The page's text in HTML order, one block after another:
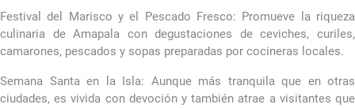
Festival del Marisco y el Pescado Fresco: Promueve la riqueza
culinaria de Amapala con degustaciones de ceviches, curiles,
camarones, pescados y sopas preparadas por cocineras locales.
Semana Santa en la Isla: Aunque más tranquila que en otras
ciudades, es vivida con devoción y también atrae a visitantes que